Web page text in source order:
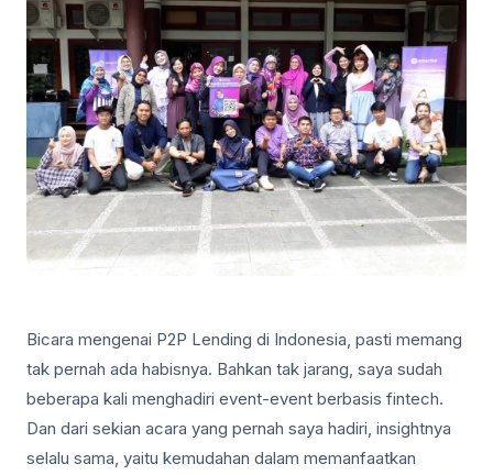
Bicara mengenai P2P Lending di Indonesia, pasti memang
tak pernah ada habisnya. Bahkan tak jarang, saya sudah
beberapa kali menghadiri event-event berbasis fintech.
Dan dari sekian acara yang pernah saya hadiri, insightnya
selalu sama, yaitu kemudahan dalam memanfaatkan